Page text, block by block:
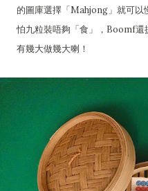
的圖庫選擇「Mahjong」就可以
怕九粒裝唔夠「食」，Boomf還
有幾大做幾大喇！